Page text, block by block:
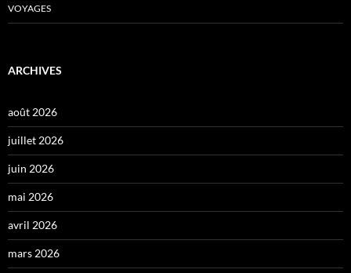
VOYAGES
ARCHIVES
août 2026
juillet 2026
juin 2026
mai 2026
avril 2026
mars 2026